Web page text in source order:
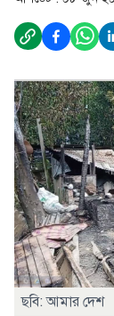
ছবি: আমার দেশ